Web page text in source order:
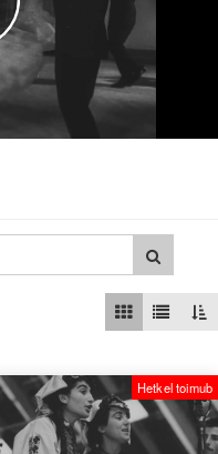
Hetkel toimub